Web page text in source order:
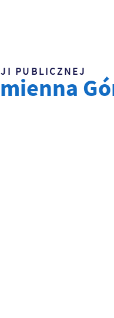
PUBLICZNEJ